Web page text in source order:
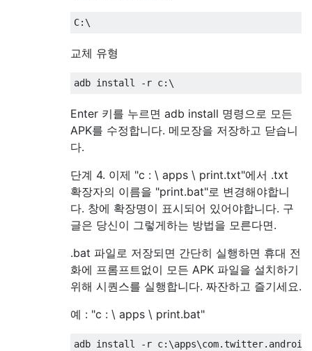
교체 유형
Enter 키를 누르면 adb install 명령으로 모든
APK를 수정합니다. 메모장을 저장하고 닫습니
다.
단계 4. 이제 "c : \ apps \ print.txt"에서 .txt
확장자의 이름을 "print.bat"로 변경해야합니
다. 창에 확장명이 표시되어 있어야합니다. 구
글은 당신이 그렇게하는 방법을 모른다면.
.bat 파일로 저장되면 간단히 실행하면 휴대 전
화에 프롬프트없이 모든 APK 파일을 설치하기
위해 시퀀스를 실행합니다. 짜잔하고 즐기세요.
예 : "c : \ apps \ print.bat"
adb install -r c:\apps\com.twitter.android-